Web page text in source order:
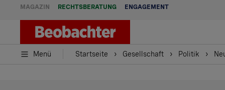
MAGAZIN RECHTSBERATUNG ENGAGEMENT
Menü Startseite Gesellschaft Politik